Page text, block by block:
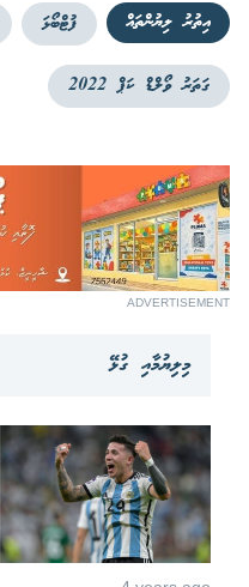
އިތުރު ލިޔުންތައް ފުޓްބޯޅަ
ގަތަރު ވޯލްޑް ކަޕް 2022
ADVERTISEMENT
މިލިޔުމާއި ގުޅޭ